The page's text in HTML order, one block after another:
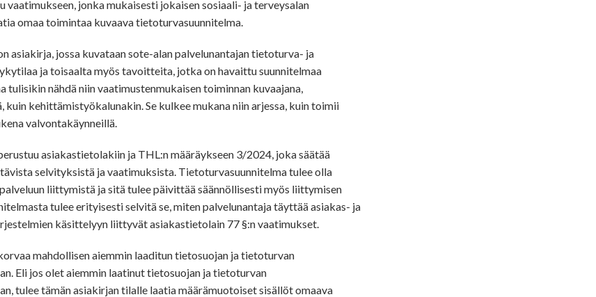
vaatimukseen, jonka mukaisesti jokaisen sosiaali- ja terveysalan
omaa toimintaa kuvaava tietoturvasuunnitelma.
asiakirja, jossa kuvataan sote-alan palvelunantajan tietoturva- ja
ja toisaalta myös tavoitteita, jotka on havaittu suunnitelmaa
tulisikin nähdä niin vaatimustenmukaisen toiminnan kuvaajana,
kuin kehittämistyökalunakin. Se kulkee mukana niin arjessa, kuin toimii
valvontakäynneillä.
asiakastietolakiin ja THL:n määräykseen 3/2024, joka säätää
selvityksistä ja vaatimuksista. Tietoturvasuunnitelma tulee olla
liittymistä ja sitä tulee päivittää säännöllisesti myös liittymisen
tulee erityisesti selvitä se, miten palvelunantaja täyttää asiakas- ja
käsittelyyn liittyvät asiakastietolain 77 §:n vaatimukset.
mahdollisen aiemmin laaditun tietosuojan ja tietoturvan
Eli jos olet aiemmin laatinut tietosuojan ja tietoturvan
tulee tämän asiakirjan tilalle laatia määrämuotoiset sisällöt omaava